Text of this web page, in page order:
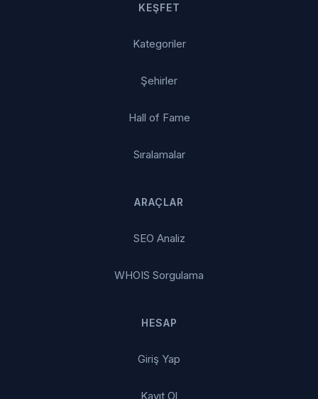
KEŞFET
Kategoriler
Şehirler
Hall of Fame
Sıralamalar
ARAÇLAR
SEO Analiz
WHOIS Sorgulama
HESAP
Giriş Yap
Kayıt Ol